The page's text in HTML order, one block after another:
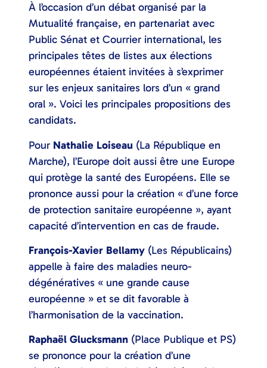
À l’occasion d’un débat organisé par la
Mutualité française, en partenariat avec
Public Sénat et Courrier international, les
principales têtes de listes aux élections
européennes étaient invitées à s’exprimer
sur les enjeux sanitaires lors d’un « grand
oral ». Voici les principales propositions des
candidats.
Pour Nathalie Loiseau (La République en
Marche), l’Europe doit aussi être une Europe
qui protège la santé des Européens. Elle se
prononce aussi pour la création « d’une force
de protection sanitaire européenne », ayant
capacité d’intervention en cas de fraude.
François-Xavier Bellamy (Les Républicains)
appelle à faire des maladies neuro-
dégénératives « une grande cause
européenne » et se dit favorable à
l’harmonisation de la vaccination.
Raphaël Glucksmann (Place Publique et PS)
se prononce pour la création d’une